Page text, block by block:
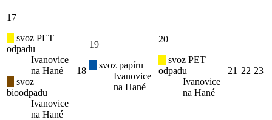
17
svoz PET
odpadu
Ivanovice
na Hané
svoz
bioodpadu
Ivanovice
na Hané
18
19
svoz papíru
Ivanovice
na Hané
20
svoz PET
odpadu
Ivanovice
na Hané
21 22 23